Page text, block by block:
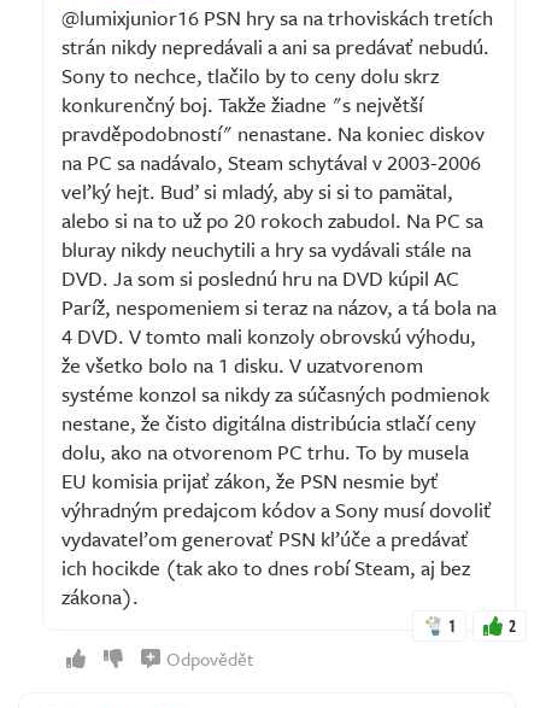
@lumixjunior16 PSN hry sa na trhoviskách tretích
strán nikdy nepredávali a ani sa predávať nebudú.
Sony to nechce, tlačilo by to ceny dolu skrz
konkurenčný boj. Takže žiadne "s největší
pravděpodobností" nenastane. Na koniec diskov
na PC sa nadávalo, Steam schytával v 2003-2006
veľký hejt. Buď si mladý, aby si si to pamätal,
alebo si na to už po 20 rokoch zabudol. Na PC sa
bluray nikdy neuchytili a hry sa vydávali stále na
DVD. Ja som si poslednú hru na DVD kúpil AC
Paríž, nespomeniem si teraz na názov, a tá bola na
4 DVD. V tomto mali konzoly obrovskú výhodu,
že všetko bolo na 1 disku. V uzatvorenom
systéme konzol sa nikdy za súčasných podmienok
nestane, že čisto digitálna distribúcia stlačí ceny
dolu, ako na otvorenom PC trhu. To by musela
EU komisia prijať zákon, že PSN nesmie byť
výhradným predajcom kódov a Sony musí dovoliť
vydavateľom generovať PSN kľúče a predávať
ich hocikde (tak ako to dnes robí Steam, aj bez
zákona).
1 2
Odpovědět